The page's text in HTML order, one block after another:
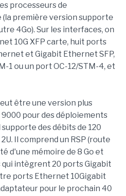
processeurs de
première version supporte
4Go). Sur les interfaces, on
10G XFP carte, huit ports
et Gigabit Ethernet SFP,
1 ou un port OC-12/STM-4, et
être une version plus
pour des déploiements
des débits de 120
Il comprend un RSP (route
d'une mémoire de 8 Go et
qui intègrent 20 ports Gigabit
ports Ethernet 10Gigabit
pour le prochain 40